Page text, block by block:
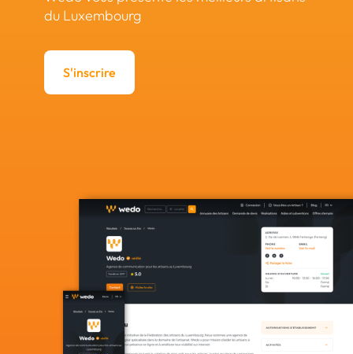
du Luxembourg
S'inscrire